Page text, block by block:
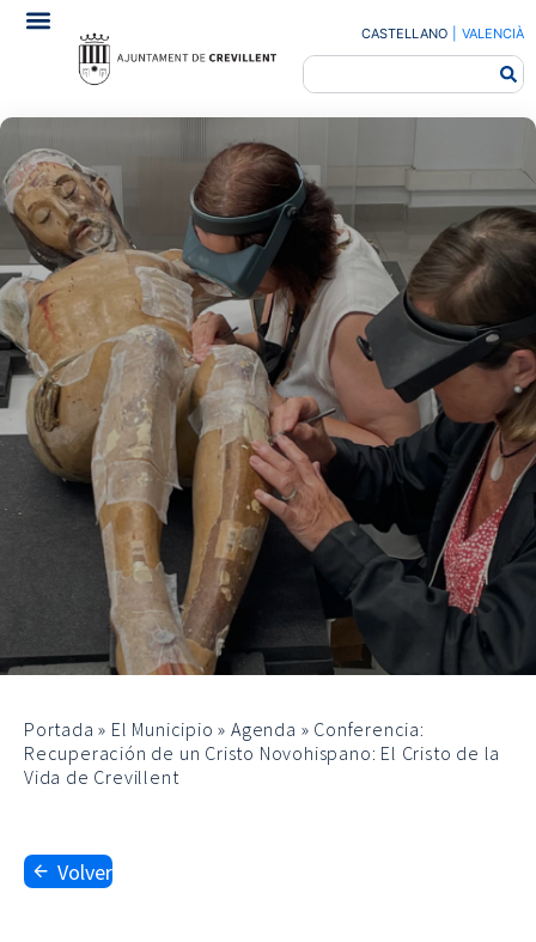
CASTELLANO VALENCIÀ
Portada » El Municipio »Agenda » Conferencia:
Recuperación de un Cristo Novohispano: El Cristo de la
Vida de Crevillent
Volver